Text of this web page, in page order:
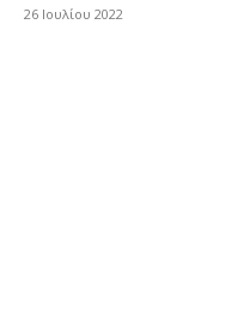
26 Ιουλίου 2022